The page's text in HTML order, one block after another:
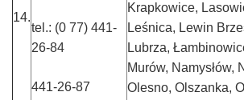
14.
tel.: (0 77) 441-
26-84
441-26-87
Krapkowice,
Leśnica, Lewin
Lubrza,
Murów, Namysłów,
Olesno, Olszanka,